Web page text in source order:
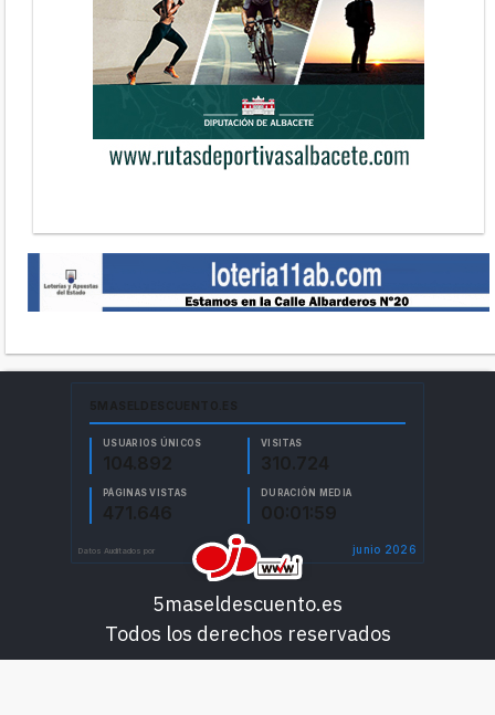
5maseldescuento.es
Todos los derechos reservados